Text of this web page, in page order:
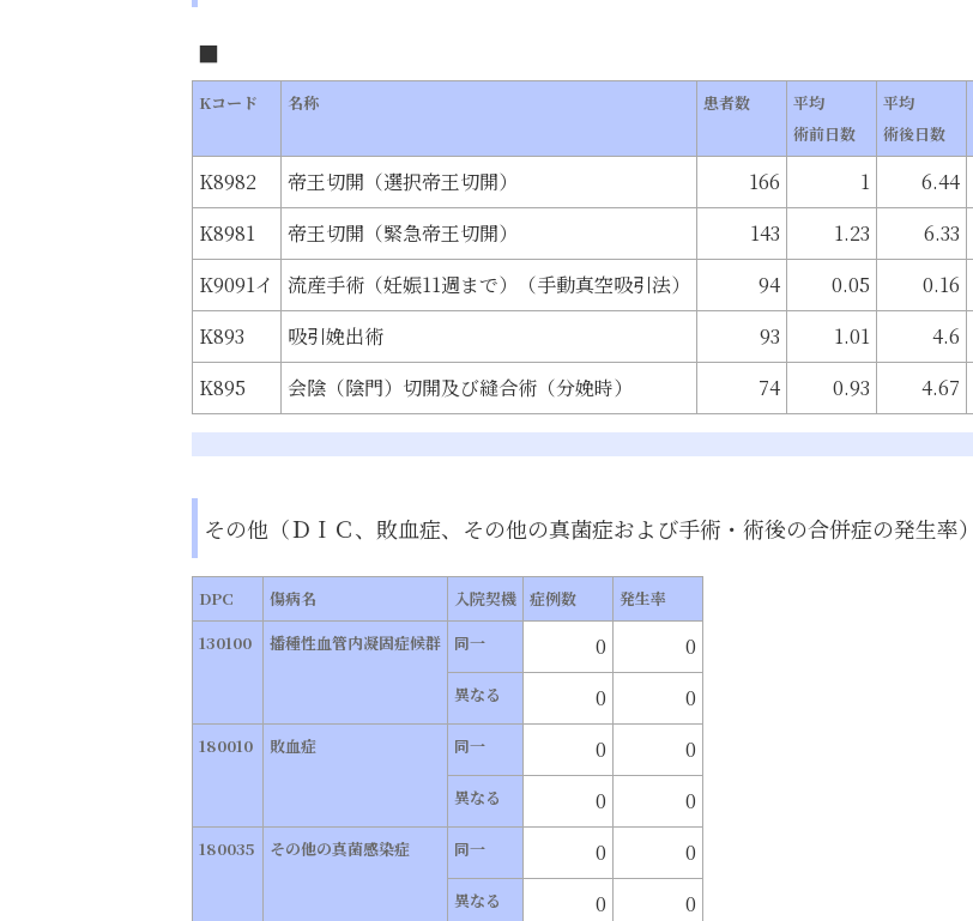
Kコード 名称 患者数
平均
術前日数
平均
術後日数
K8982 帝王切開（選択帝王切開） 166 1 6.44
K8981
帝王切開（緊急帝王切開） 143 1.23 6.33
K9091イ
流産手術（妊娠11週まで）（手動真空吸引法） 94 0.05 0.16
K893
吸引娩出術 93 1.01 4.6
K895
会陰（陰門）切開及び縫合術（分娩時） 74 0.93 4.67
その他（ＤＩＣ、敗血症、その他の真菌症および手術・術後の合併症の発生率）
DPC 傷病名 入院契機 症例数
発生率
130100
播種性血管内凝固症候群 同一 0 0
異なる 0 0
180010 敗血症 同一 0 0
異なる 0 0
180035 その他の真菌感染症 同一 0 0
異なる 0 0